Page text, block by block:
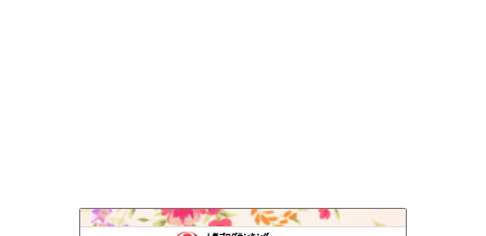
55位 乗ってみたい新車,中古車